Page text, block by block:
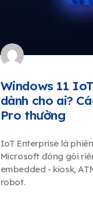
Windows 11
dành cho ai?
Pro thường
IoT Enterprise là
Microsoft đóng gói
embedded - kiosk,
robot.